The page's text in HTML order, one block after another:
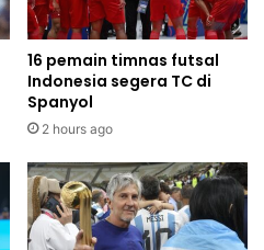
16 pemain timnas futsal
Indonesia segera TC di
Spanyol
2 hours ago